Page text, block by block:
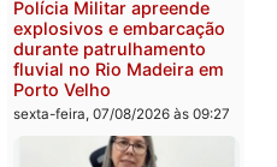
Polícia Federal apreende
400 quilos de drogas e
prende motorista em RO
sexta-feira, 07/08/2026 às